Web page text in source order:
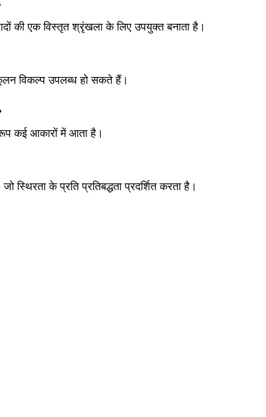
की एक विस्तृत श्रृंखला के लिए उपयुक्त बनाता है।
विकल्प उपलब्ध हो सकते हैं।
कई आकारों में आता है।
के प्रति प्रतिबद्धता प्रदर्शित करता है।